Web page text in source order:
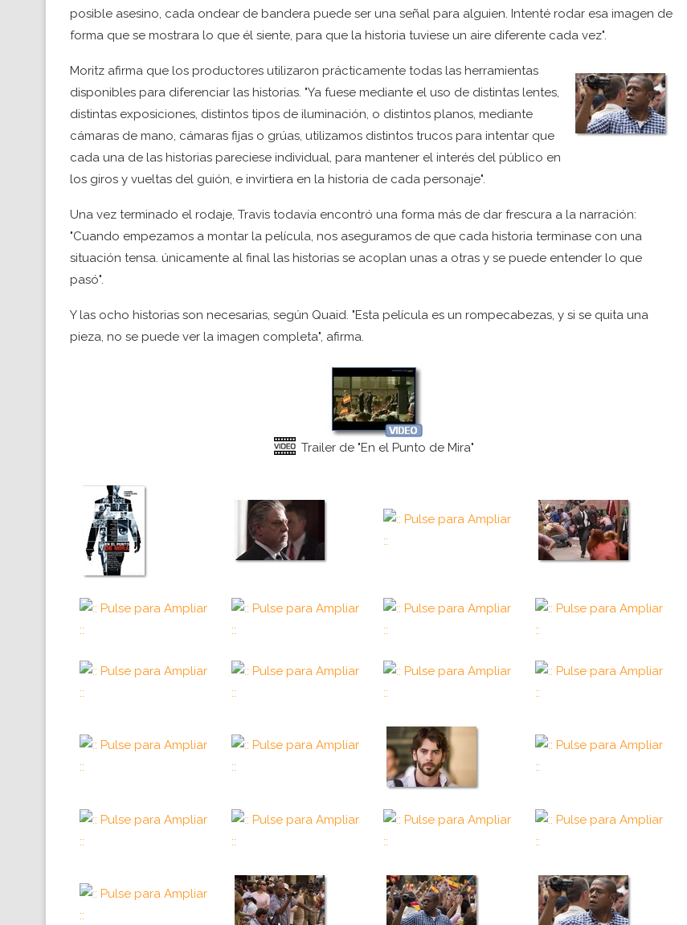
posible asesino, cada ondear de bandera puede ser una señal para alguien. Intenté rodar esa imagen de
forma que se mostrara lo que él siente, para que la historia tuviese un aire diferente cada vez".
Moritz afirma que los productores utilizaron prácticamente todas las herramientas
disponibles para diferenciar las historias. "Ya fuese mediante el uso de distintas lentes,
distintas exposiciones, distintos tipos de iluminación, o distintos planos, mediante
cámaras de mano, cámaras fijas o grúas, utilizamos distintos trucos para intentar que
cada una de las historias pareciese individual, para mantener el interés del público en
los giros y vueltas del guión, e invirtiera en la historia de cada personaje".
Una vez terminado el rodaje, Travis todavía encontró una forma más de dar frescura a la narración:
"Cuando empezamos a montar la película, nos aseguramos de que cada historia terminase con una
situación tensa. únicamente al final las historias se acoplan unas a otras y se puede entender lo que
pasó".
Y las ocho historias son necesarias, según Quaid. "Esta película es un rompecabezas, y si se quita una
pieza, no se puede ver la imagen completa", afirma.
Trailer de "En el Punto de Mira"